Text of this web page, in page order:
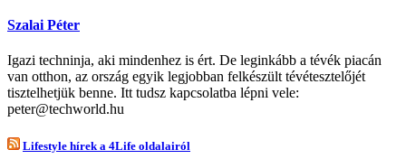
Szalai Péter
Igazi techninja, aki mindenhez is ért. De leginkább a tévék piacán
van otthon, az ország egyik legjobban felkészült tévétesztelőjét
tisztelhetjük benne. Itt tudsz kapcsolatba lépni vele:
peter@techworld.hu
Lifestyle hírek a 4Life oldalairól